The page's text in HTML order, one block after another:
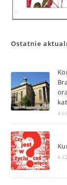
Ostatnie
4
6